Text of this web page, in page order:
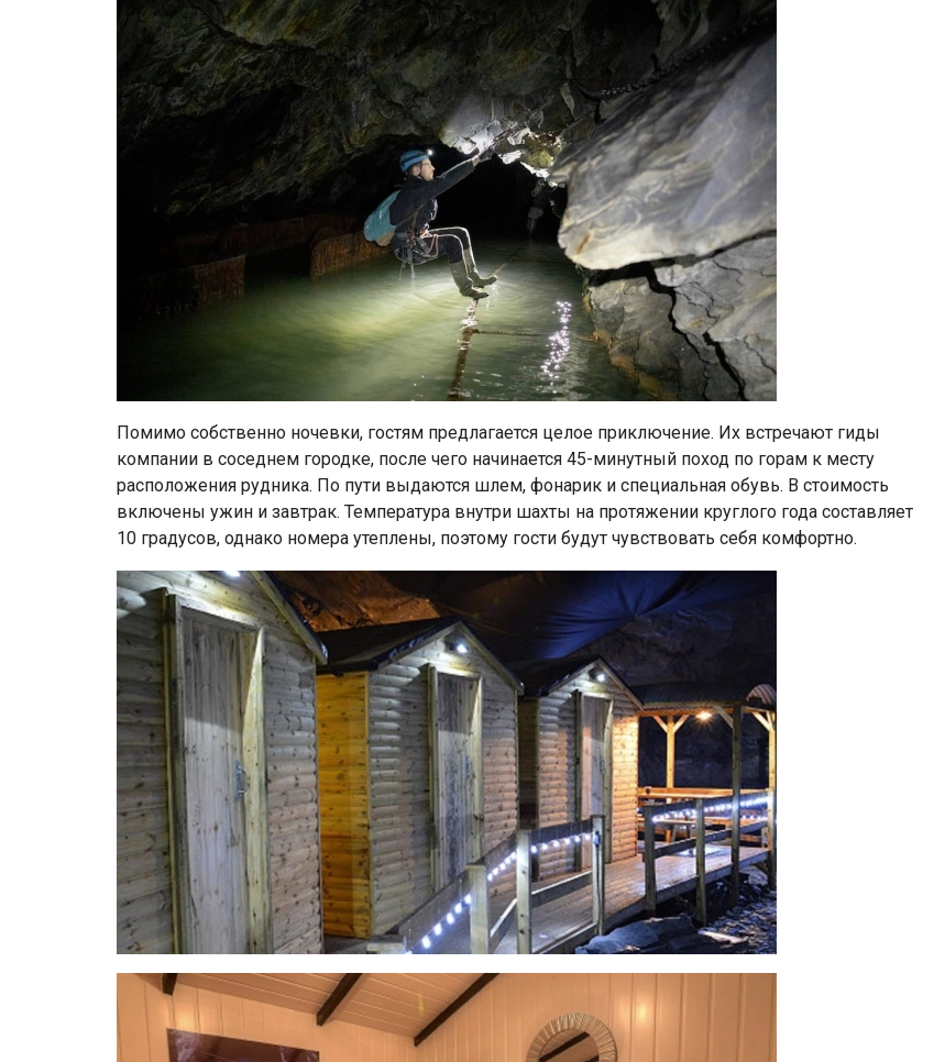
Помимо собственно ночевки, гостям предлагается целое приключение. Их встречают гиды
компании в соседнем городке, после чего начинается 45-минутный поход по горам к месту
расположения рудника. По пути выдаются шлем, фонарик и специальная обувь. В стоимость
включены ужин и завтрак. Температура внутри шахты на протяжении круглого года составляет
10 градусов, однако номера утеплены, поэтому гости будут чувствовать себя комфортно.